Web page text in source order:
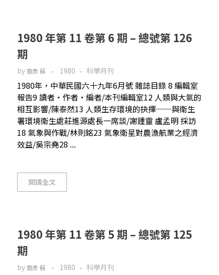
1980 年第 11 卷第 6 期 – 總號第 126
期
by 裔彥 蘇 1980 科學月刊
1980年，中華民國六十九年6月號 雜誌目錄 8 編輯室
報告9 讀者‧作者‧編者/本刊編輯室12 人類與大氣的
相互影響/陳泰然13 人類生存環境的抉擇──與衛生
署環境衛生處莊進源處長一席談/謝鍾靈 盧孟明 採訪
18 氣象與作戰/林則銘23 氣象衛星對農漁航業之經濟
效益/吳宗堯28 ...
閱讀全文
1980 年第 11 卷第 5 期 – 總號第 125
期
by 裔彥 蘇 1980 科學月刊